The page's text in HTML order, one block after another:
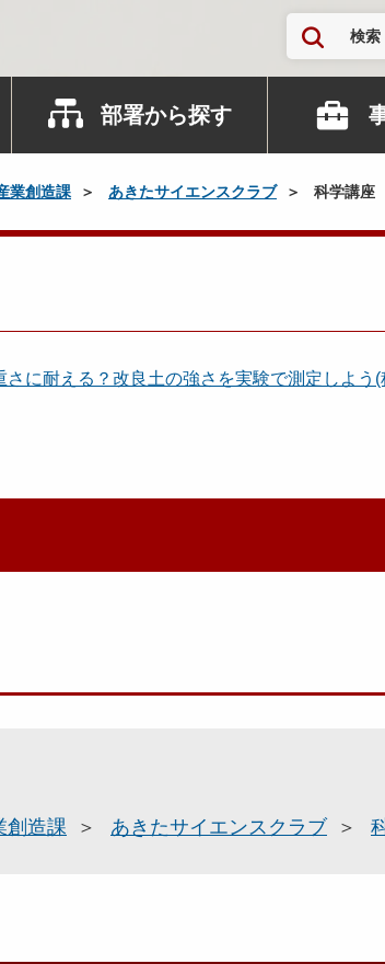
検索
部署から探す
業創造課 あきたサイエンスクラブ 科学講座
に耐える？改良土の強さを実験で測定しよう(
創造課 あきたサイエンスクラブ